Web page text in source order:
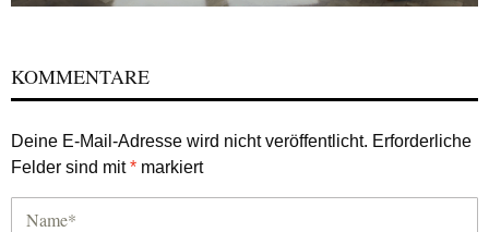
KOMMENTARE
Deine E-Mail-Adresse wird nicht veröffentlicht. Erforderliche
Felder sind mit* markiert